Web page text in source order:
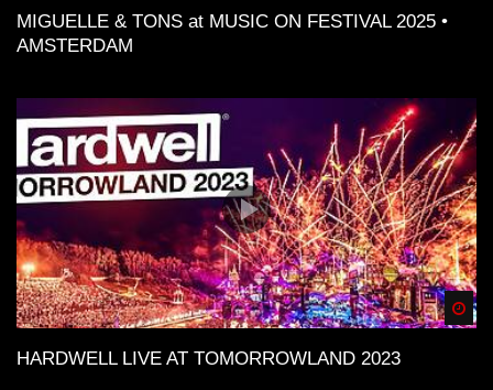
MIGUELLE & TONS at MUSIC ON FESTIVAL 2025 •
AMSTERDAM
HARDWELL LIVE AT TOMORROWLAND 2023